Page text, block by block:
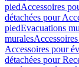
piedAccessoires
détachées pour
piedEvacuations
murales
Accessoires pour
détachées pour